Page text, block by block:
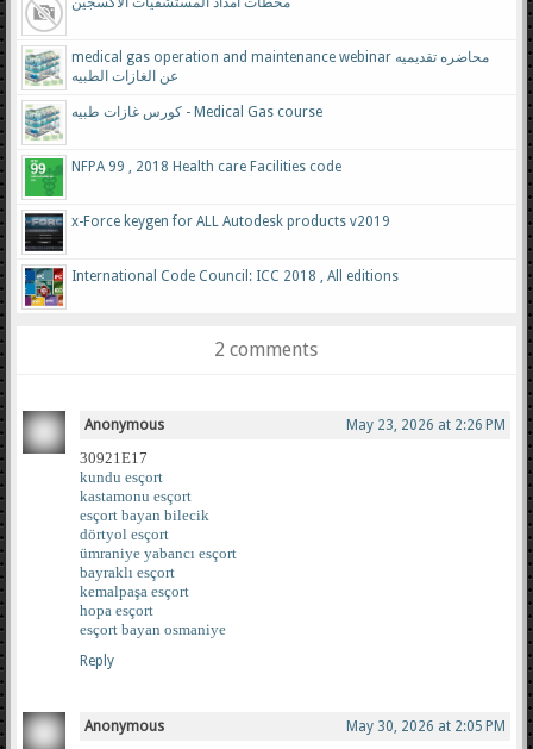
medical gas operation and maintenance webinar محاضره تقديميه
عن الغازات الطبيه
كورس غازات طبيه - Medical Gas course
NFPA 99 , 2018 Health care Facilities code
x-Force keygen for ALL Autodesk products v2019
International Code Council: ICC 2018 , All editions
2 comments
Anonymous May 23, 2026 at 2:26 PM
30921E17
kundu esçort
kastamonu esçort
esçort bayan bilecik
dörtyol esçort
ümraniye yabancı esçort
bayraklı esçort
kemalpaşa esçort
hopa esçort
esçort bayan osmaniye
Reply
Anonymous May 30, 2026 at 2:05 PM